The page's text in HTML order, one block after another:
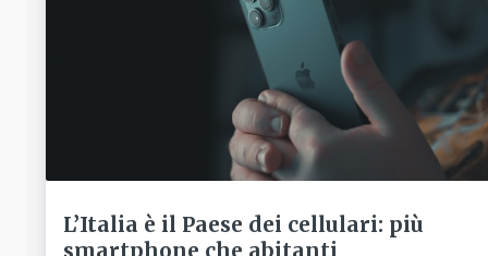
L’Italia è il Paese dei cellulari: più
smartphone che abitanti